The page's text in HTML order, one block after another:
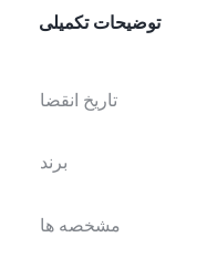
توضیحات تکمیلی
تاریخ انقضا
برند
مشخصه ها